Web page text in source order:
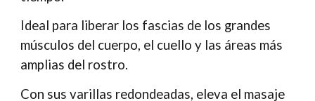
Ideal para liberar los fascias de los grandes
músculos del cuerpo, el cuello y las áreas más
amplias del rostro.
Con sus varillas redondeadas, eleva el masaje